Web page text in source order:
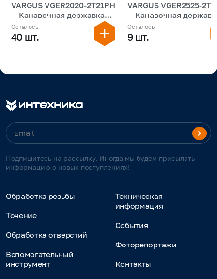
VARGUS VGER2020-2T21PH
— Канавочная державка
моноблок наружная
Осталось
40 шт.
VARGUS VGER2525-
— Канавочная
моноблок наружная
Осталось
9 шт.
Подпишитесь на рассылку. Иногда мы будем присылать
информацию о новых поступлениях!
Обработка резьбы
Точение
Обработка отверстий
Вспомогательный
инструмент
Техническая
информация
События
Фоторепортажи
Контакты